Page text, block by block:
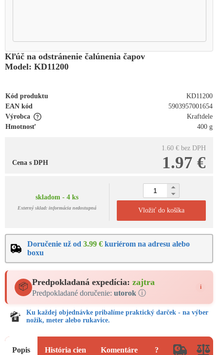
Kľúč na odstránenie čalúnenia čapov
Model: KD11200
Kód produktu
KD11200
EAN kód
5903957001654
Výrobca
Kraftdele
Hmotnosť
400 g
1.60 € bez DPH
1.97 €
Cena s DPH
skladom - 4 ks
Externý sklad: informácia nedostupná Vložiť do košíka
Doručenie už od 3.99 € kuriérom na adresu alebo
boxu
📦 Predpokladaná expedícia: zajtra
Predpokladané doručenie: utorok ⓘ
i
Ku každej objednávke pribalíme praktický darček - na výber
nožík, meter alebo rukavice.
Popis História cien Komentáre ?